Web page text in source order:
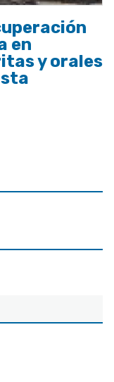
en
y orales